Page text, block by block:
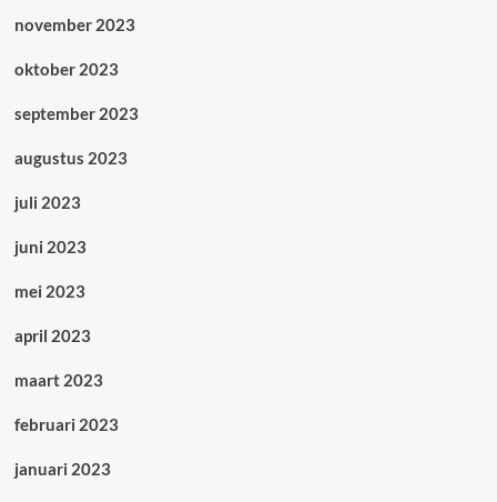
november 2023
oktober 2023
september 2023
augustus 2023
juli 2023
juni 2023
mei 2023
april 2023
maart 2023
februari 2023
januari 2023